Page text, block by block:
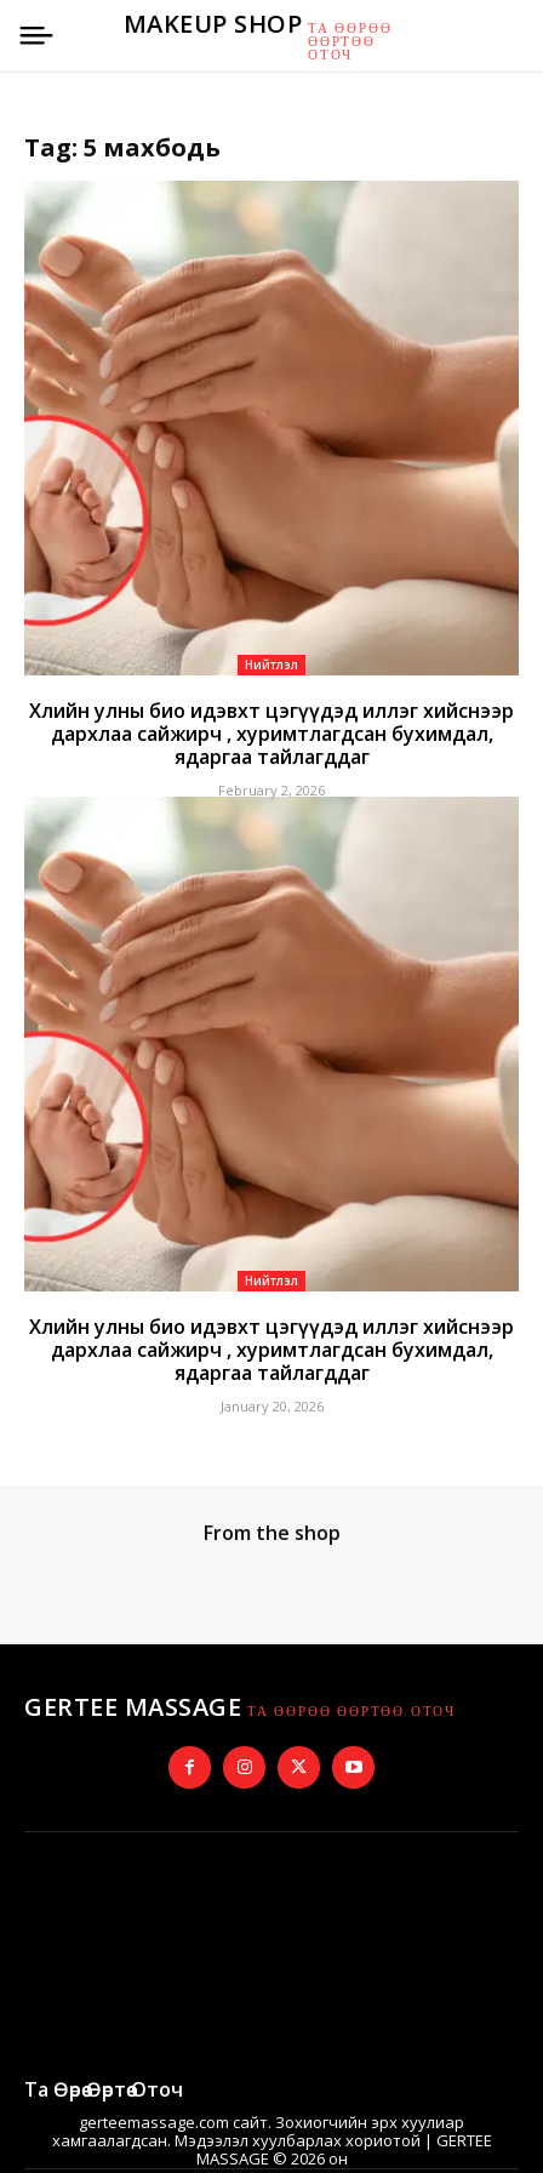
MAKEUP SHOP ТА ӨӨРӨӨ
ӨӨРТӨӨ
ОТОЧ
Tag: 5 махбодь
Нийтлэл
Хөлийн улны био идэвхт цэгүүдэд иллэг хийснээр
дархлаа сайжирч , хуримтлагдсан бухимдал,
ядаргаа тайлагддаг
February 2, 2026
Нийтлэл
Хөлийн улны био идэвхт цэгүүдэд иллэг хийснээр
дархлаа сайжирч , хуримтлагдсан бухимдал,
ядаргаа тайлагддаг
January 20, 2026
From the shop
GERTEE MASSAGE ТА ӨӨРӨӨ ӨӨРТӨӨ ОТОЧ
Та Өөрөө Өөртөө Оточ
gerteemassage.com сайт. Зохиогчийн эрх хуулиар
хамгаалагдсан. Мэдээлэл хуулбарлах хориотой | GERTEE
MASSAGE © 2026 он